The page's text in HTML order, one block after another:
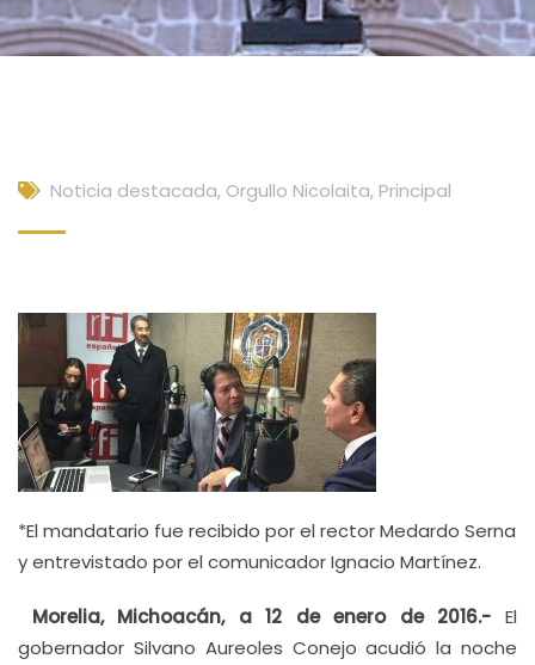
Noticia destacada, Orgullo Nicolaita, Principal
*El mandatario fue recibido por el rector Medardo Serna
y entrevistado por el comunicador Ignacio Martínez.
Morelia, Michoacán, a 12 de enero de 2016.-El
gobernador Silvano Aureoles Conejo acudió la noche